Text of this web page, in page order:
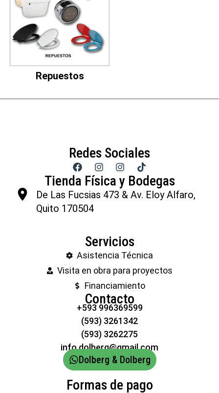
Repuestos
Redes Sociales
Tienda Física y Bodegas
De Las Fucsias 473 & Av. Eloy Alfaro,
Quito 170504
Servicios
Asistencia Técnica
Visita en obra para proyectos
Financiamiento
Contacto
+593 996369599
(593) 3261342
(593) 3262275
info.dolberg@gmail.com
Dolberg & Dolberg
Formas de pago